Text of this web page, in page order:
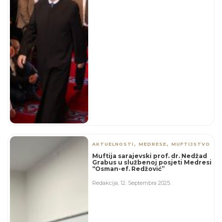
AKTUELNOSTI ,MEDRESE,MUFTIJSTVO
Muftija sarajevski prof. dr. Nedžad
Grabus u službenoj posjeti Medresi
“Osman-ef. Redžović”
Redakcija ,12. Septembra 2025.